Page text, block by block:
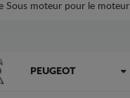
Sous moteur pour le
PEUGEOT